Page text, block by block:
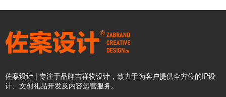
佐案设计 | 专注于品牌吉祥物设计，致力于为客户提供全方位的IP设
计、文创礼品开发及内容运营服务。